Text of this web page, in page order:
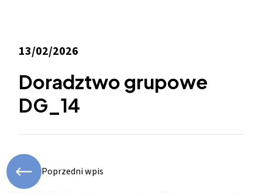
13/02/2026
Doradztwo grupowe
DG_14
Poprzedni wpis